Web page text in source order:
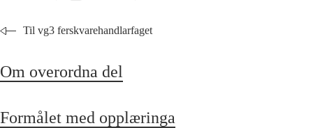
Til vg3 ferskvarehandlarfaget
Om overordna del
Formålet med opplæringa